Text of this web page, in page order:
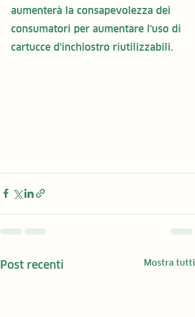
aumenterà la consapevolezza dei
consumatori per aumentare l'uso di
cartucce d'inchiostro riutilizzabili.
Post recenti Mostra tutti